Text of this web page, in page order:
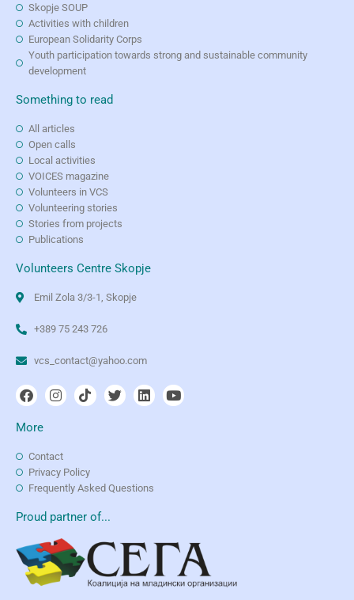
Skopje SOUP
Activities with children
European Solidarity Corps
Youth participation towards strong and sustainable community
development
Something to read
All articles
Open calls
Local activities
VOICES magazine
Volunteers in VCS
Volunteering stories
Stories from projects
Publications
Volunteers Centre Skopje
Emil Zola 3/3-1, Skopje
+389 75 243 726
vcs_contact@yahoo.com
More
Contact
Privacy Policy
Frequently Asked Questions
Proud partner of...